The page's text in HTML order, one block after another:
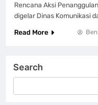
Rencana Aksi
digelar Dinas Komunikasi
Read More
Search